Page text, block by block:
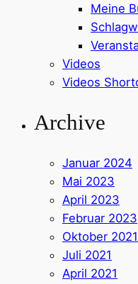
Meine
Videos
Videos
Archive
Januar 2024
Mai 2023
April 2023
Februar 2023
Oktober 2021
Juli 2021
April 2021